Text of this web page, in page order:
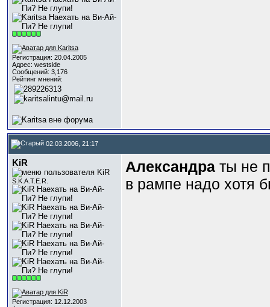
Регистрация: 20.04.2005
Адрес: westside
Сообщений: 3,176
Рейтинг мнений:
02.03.2006, 21:17
KiR
S.K.A.T.E.R.
Регистрация: 12.12.2003
Александра ты не
в рампе надо хотя